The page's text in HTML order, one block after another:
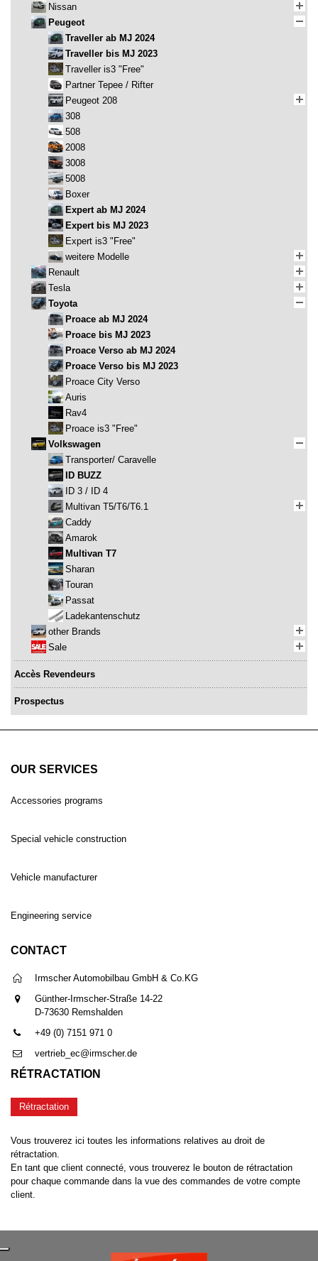
Nissan
Peugeot
Traveller ab MJ 2024
Traveller bis MJ 2023
Traveller is3 "Free"
Partner Tepee / Rifter
Peugeot 208
308
508
2008
3008
5008
Boxer
Expert ab MJ 2024
Expert bis MJ 2023
Expert is3 "Free"
weitere Modelle
Renault
Tesla
Toyota
Proace ab MJ 2024
Proace bis MJ 2023
Proace Verso ab MJ 2024
Proace Verso bis MJ 2023
Proace City Verso
Auris
Rav4
Proace is3 "Free"
Volkswagen
Transporter/ Caravelle
ID BUZZ
ID 3 / ID 4
Multivan T5/T6/T6.1
Caddy
Amarok
Multivan T7
Sharan
Touran
Passat
Ladekantenschutz
other Brands
Sale
Accès Revendeurs
Prospectus
OUR SERVICES
Accessories programs
Special vehicle construction
Vehicle manufacturer
Engineering service
CONTACT
Irmscher Automobilbau GmbH & Co.KG
Günther-Irmscher-Straße 14-22
D-73630 Remshalden
+49 (0) 7151 971 0
vertrieb_ec@irmscher.de
RÉTRACTATION
Rétractation
Vous trouverez ici toutes les informations relatives au droit de
rétractation.
En tant que client connecté, vous trouverez le bouton de rétractation
pour chaque commande dans la vue des commandes de votre compte
client.